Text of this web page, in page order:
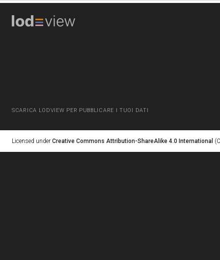
SCARICA LODVIEW PER PUBBLICARE I TUOI DATI
Licensed under Creative Commons Attribution-ShareAlike 4.0 International